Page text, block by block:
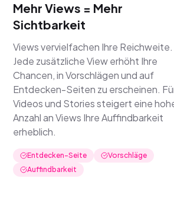
Mehr Views = Mehr
Sichtbarkeit
Views vervielfachen Ihre Reichweite.
Jede zusätzliche View erhöht Ihre
Chancen, in Vorschlägen und auf
Entdecken-Seiten zu erscheinen.
Videos und Stories steigert eine
Anzahl an Views Ihre Auffindbarkeit
erheblich.
Entdecken-Seite
Vorschläge
Auffindbarkeit